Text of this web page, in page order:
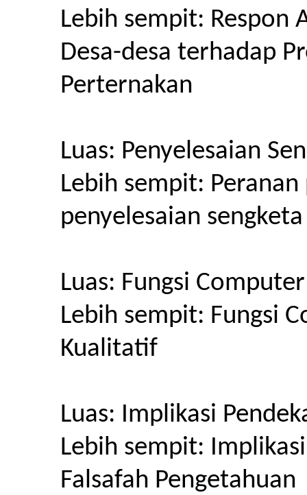
Lebih sempit: Respon
Desa-desa terhadap
Perternakan
Luas: Penyelesaian
Lebih sempit:
penyelesaian sengketa
Luas: Fungsi
Lebih sempit: Fungsi
Kualitatif
Luas: Implikasi
Lebih sempit:
Falsafah Pengetahuan